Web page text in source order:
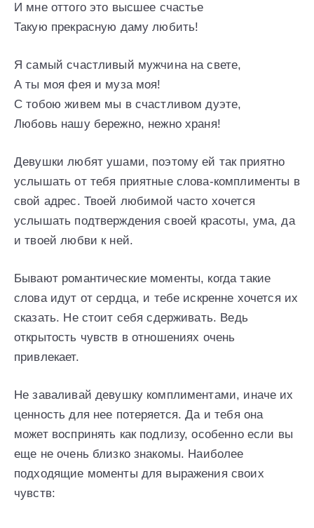
И мне оттого это высшее счастье
Такую прекрасную даму любить!
Я самый счастливый мужчина на свете,
А ты моя фея и муза моя!
С тобою живем мы в счастливом дуэте,
Любовь нашу бережно, нежно храня!
Девушки любят ушами, поэтому ей так приятно
услышать от тебя приятные слова-комплименты в
свой адрес. Твоей любимой часто хочется
услышать подтверждения своей красоты, ума, да
и твоей любви к ней.
Бывают романтические моменты, когда такие
слова идут от сердца, и тебе искренне хочется их
сказать. Не стоит себя сдерживать. Ведь
открытость чувств в отношениях очень
привлекает.
Не заваливай девушку комплиментами, иначе их
ценность для нее потеряется. Да и тебя она
может воспринять как подлизу, особенно если вы
еще не очень близко знакомы. Наиболее
подходящие моменты для выражения своих
чувств: